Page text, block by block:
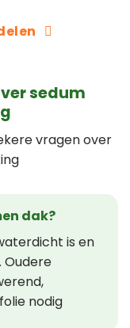
sedum
vragen over
dak?
is en
Oudere
nodig